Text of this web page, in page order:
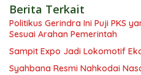
Berita Terkait
Politikus Gerindra Ini Puji PKS
Sesuai Arahan Pemerintah
Sampit Expo Jadi Lokomotif
Syahbana Resmi Nahkodai